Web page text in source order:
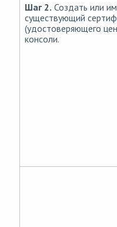
Шаг 2. Создать или
существующий
(удостоверяющего
консоли.